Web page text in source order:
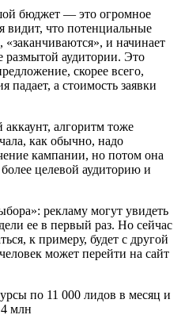
бюджет — это огромное
видит, что потенциальные
и начинает
размытой аудитории. Это
скорее всего,
падает, а стоимость заявки
алгоритм тоже
как обычно, надо
кампании, но потом она
целевой аудиторию и
рекламу могут увидеть
ее в первый раз. Но сейчас
к примеру, будет с другой
может перейти на сайт